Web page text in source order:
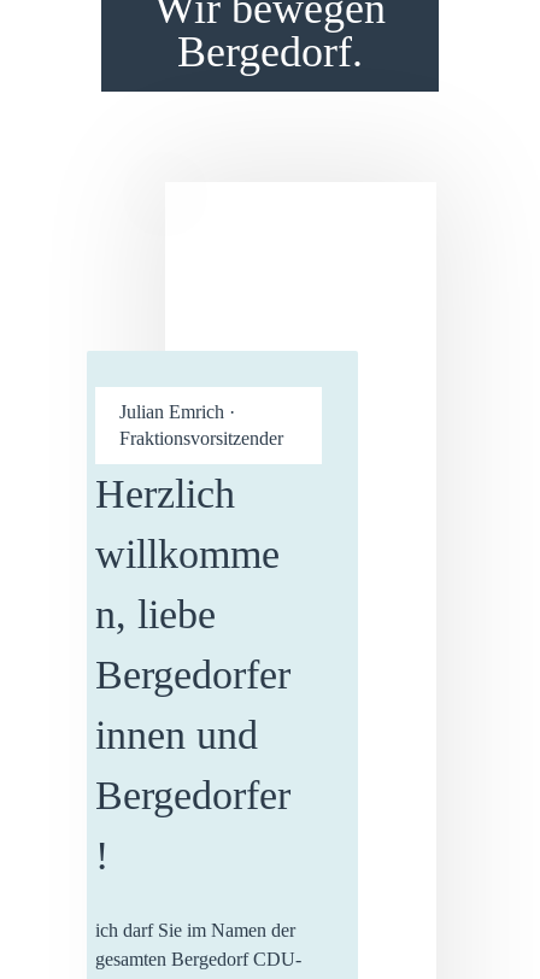
Bergedorf.
Julian Emrich ·
Fraktionsvorsitzender
Herzlich
willkomme
n, liebe
Bergedorfer
innen und
Bergedorfer
!
ich darf Sie im Namen der
gesamten Bergedorf CDU-